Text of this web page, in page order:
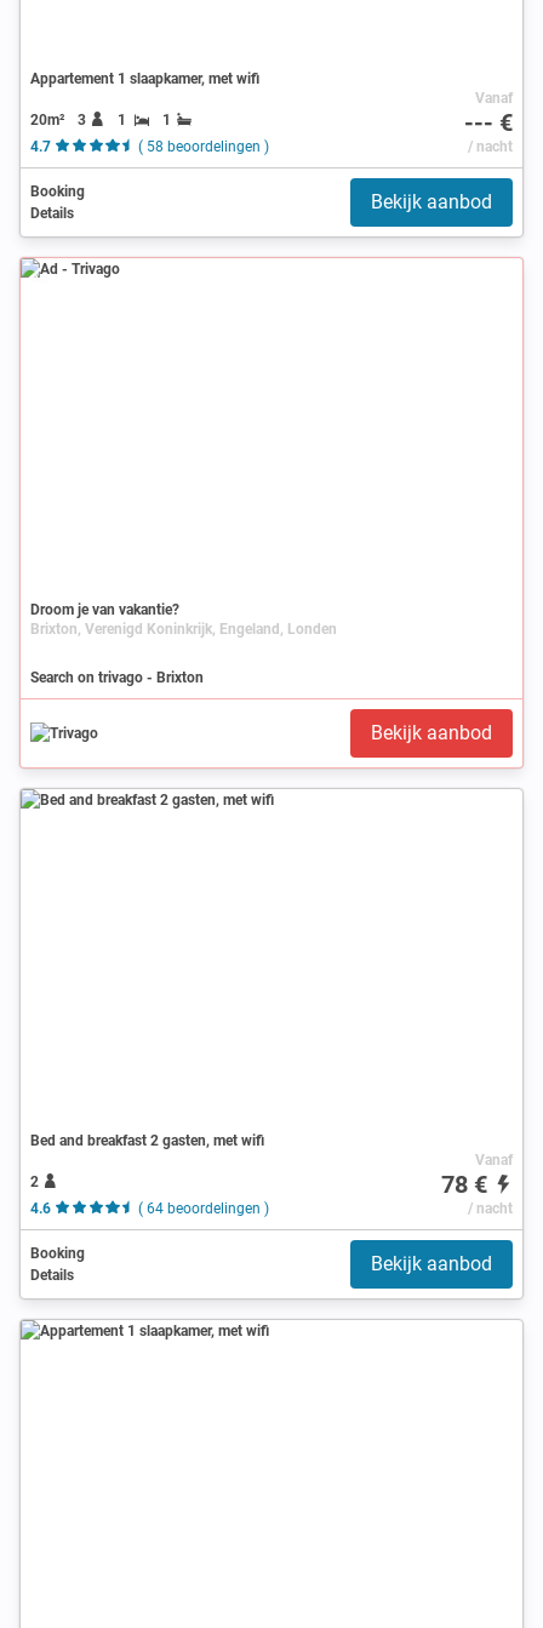
Appartement 1 slaapkamer, met wifi
20m² 3 1
1
4.7
( 58 beoordelingen )
Vanaf
--- €
/ nacht
Booking
Details
Bekijk aanbod
Ad
Droom je van vakantie?
Brixton, Verenigd Koninkrijk, Engeland, Londen
Search on trivago - Brixton
Bekijk aanbod
Bed and breakfast 2 gasten, met wifi
2
4.6
( 64 beoordelingen )
Vanaf
78 €
/ nacht
Booking
Details
Bekijk aanbod